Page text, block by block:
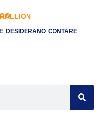
DESIDERANO CONTARE